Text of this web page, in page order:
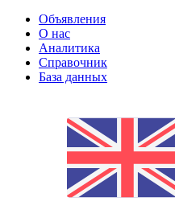
Объявления
О нас
Аналитика
Справочник
База данных